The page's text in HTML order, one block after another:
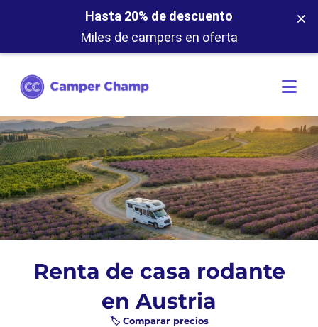
Hasta 20% de descuento
Miles de campers en oferta
×
Renta de casa rodante
en Austria
🏷️ Comparar precios